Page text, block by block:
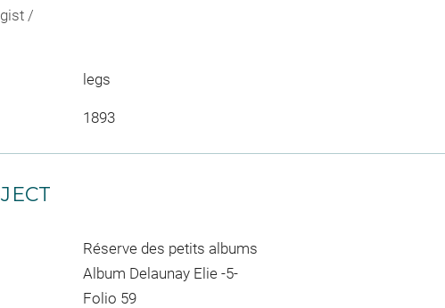
/
legs
1893
Réserve des petits albums
Album Delaunay Elie -5-
Folio 59